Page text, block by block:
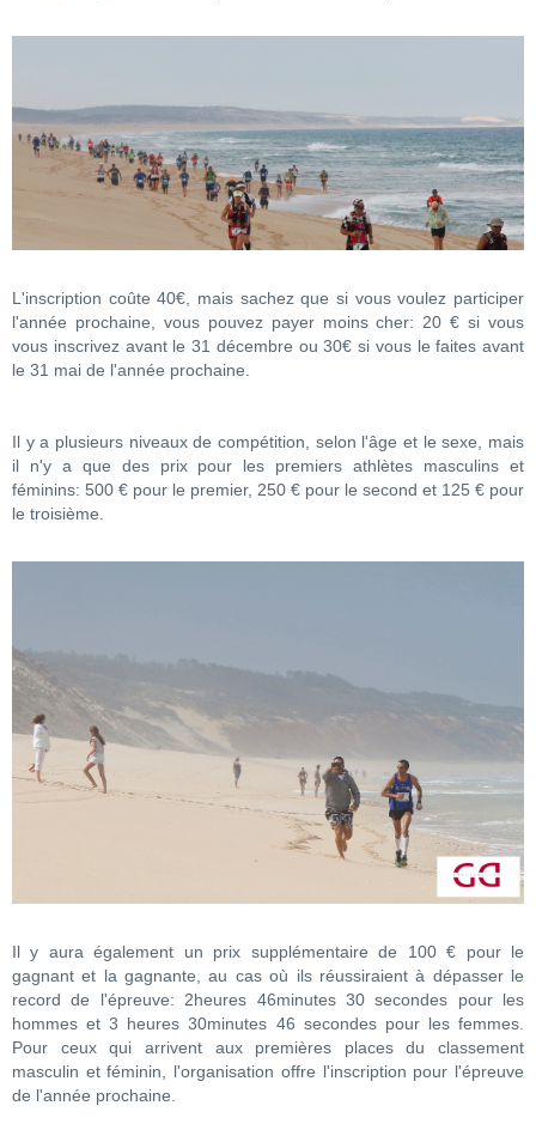
L'inscription coûte 40€, mais sachez que si vous voulez participer
l'année prochaine, vous pouvez payer moins cher: 20 € si vous
vous inscrivez avant le 31 décembre ou 30€ si vous le faites avant
le 31 mai de l'année prochaine.
Il y a plusieurs niveaux de compétition, selon l'âge et le sexe, mais
il n'y a que des prix pour les premiers athlètes masculins et
féminins: 500 € pour le premier, 250 € pour le second et 125 € pour
le troisième.
Il y aura également un prix supplémentaire de 100 € pour le
gagnant et la gagnante, au cas où ils réussiraient à dépasser le
record de l'épreuve: 2heures 46minutes 30 secondes pour les
hommes et 3 heures 30minutes 46 secondes pour les femmes.
Pour ceux qui arrivent aux premières places du classement
masculin et féminin, l'organisation offre l'inscription pour l'épreuve
de l'année prochaine.